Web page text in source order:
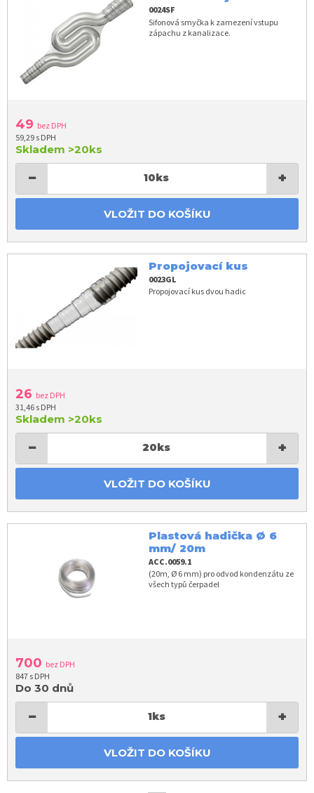
0024SF
Sifonová smyčka k zamezení vstupu
zápachu z kanalizace.
49 bez DPH
59,29 s DPH
Skladem >20ks
− 10ks +
VLOŽIT DO KOŠÍKU
Propojovací kus
0023GL
Propojovací kus dvou hadic
26 bez DPH
31,46 s DPH
Skladem >20ks
− 20ks +
VLOŽIT DO KOŠÍKU
Plastová hadička Ø 6
mm/ 20m
ACC.0059.1
(20m, Ø 6 mm) pro odvod kondenzátu ze
všech typů čerpadel
700 bez DPH
847 s DPH
Do 30 dnů
− 1ks +
VLOŽIT DO KOŠÍKU